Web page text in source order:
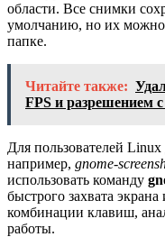
области. Все снимки
умолчанию, но их можно
папке.
Читайте также:
FPS и разрешением с
Для пользователей
например, gnome-
использовать команду
быстрого захвата
комбинации клавиш,
работы.